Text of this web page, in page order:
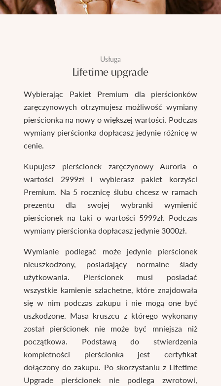
Usługa
Lifetime upgrade
Wybierając Pakiet Premium dla pierścionków
zaręczynowych otrzymujesz możliwość wymiany
pierścionka na nowy o większej wartości. Podczas
wymiany pierścionka dopłacasz jedynie różnicę w
cenie.
Kupujesz pierścionek zaręczynowy Auroria o
wartości 2999zł i wybierasz pakiet korzyści
Premium. Na 5 rocznicę ślubu chcesz w ramach
prezentu dla swojej wybranki wymienić
pierścionek na taki o wartości 5999zł. Podczas
wymiany pierścionka dopłacasz jedynie 3000zł.
Wymianie podlegać może jedynie pierścionek
nieuszkodzony, posiadający normalne ślady
użytkowania. Pierścionek musi posiadać
wszystkie kamienie szlachetne, które znajdowała
się w nim podczas zakupu i nie mogą one być
uszkodzone. Masa kruszcu z którego wykonany
został pierścionek nie może być mniejsza niż
początkowa. Podstawą do stwierdzenia
kompletności pierścionka jest certyfikat
dołączony do zakupu. Po skorzystaniu z Lifetime
Upgrade pierścionek nie podlega zwrotowi,